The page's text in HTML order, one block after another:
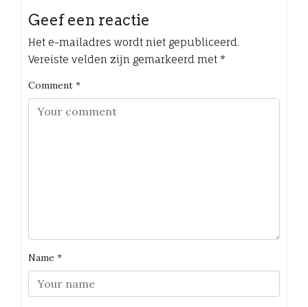
Geef een reactie
Het e-mailadres wordt niet gepubliceerd.
Vereiste velden zijn gemarkeerd met *
Comment *
Name *